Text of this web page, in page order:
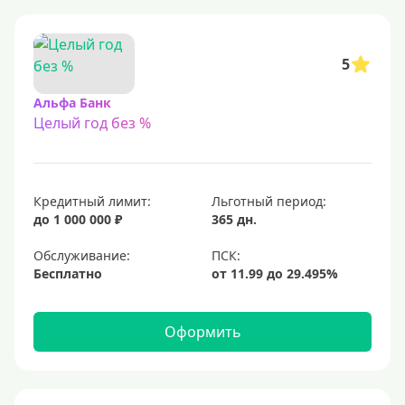
Льготный период (без процентов)
С льготным периодом
50 дней
55 дней
На 90 дней
100 дней
110 дней
5
Альфа Банк
Целый год без %
Кредитный лимит:
до 1 000 000 ₽
Льготный период:
365 дн.
Обслуживание:
Бесплатно
Оформить